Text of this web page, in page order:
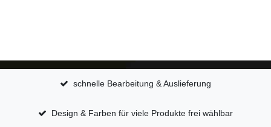
schnelle Bearbeitung & Auslieferung
Design & Farben für viele Produkte frei wählbar